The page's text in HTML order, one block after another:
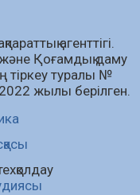
болады?»￼
66 0
агенттігі.
және Қоғамдық даму
тіркеу туралы №
жылы берілген.